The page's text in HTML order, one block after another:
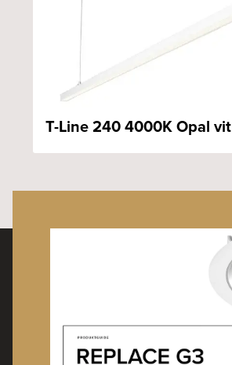
T-Line 240 4000K Opal vit